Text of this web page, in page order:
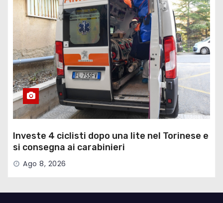
Investe 4 ciclisti dopo una lite nel Torinese e
si consegna ai carabinieri
Ago 8, 2026